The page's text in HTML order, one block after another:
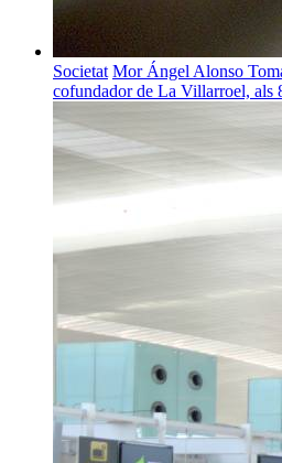
Societat Mor Ángel Alonso
cofundador de La Villarroel, als